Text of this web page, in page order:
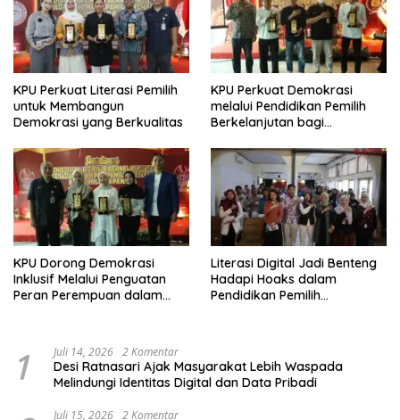
KPU Perkuat Literasi Pemilih
untuk Membangun
Demokrasi yang Berkualitas
KPU Perkuat Demokrasi
melalui Pendidikan Pemilih
Berkelanjutan bagi
dan Pemula
KPU Dorong Demokrasi
Inklusif Melalui Penguatan
Peran Perempuan dalam
Literasi Digital Jadi Benteng
Hadapi Hoaks dalam
Pendidikan Pemilih
1 Juli 14, 2026 2 Komentar
Desi Ratnasari Ajak Masyarakat Lebih Waspada
Melindungi Identitas Digital dan Data Pribadi
Juli 15, 2026 2 Komentar